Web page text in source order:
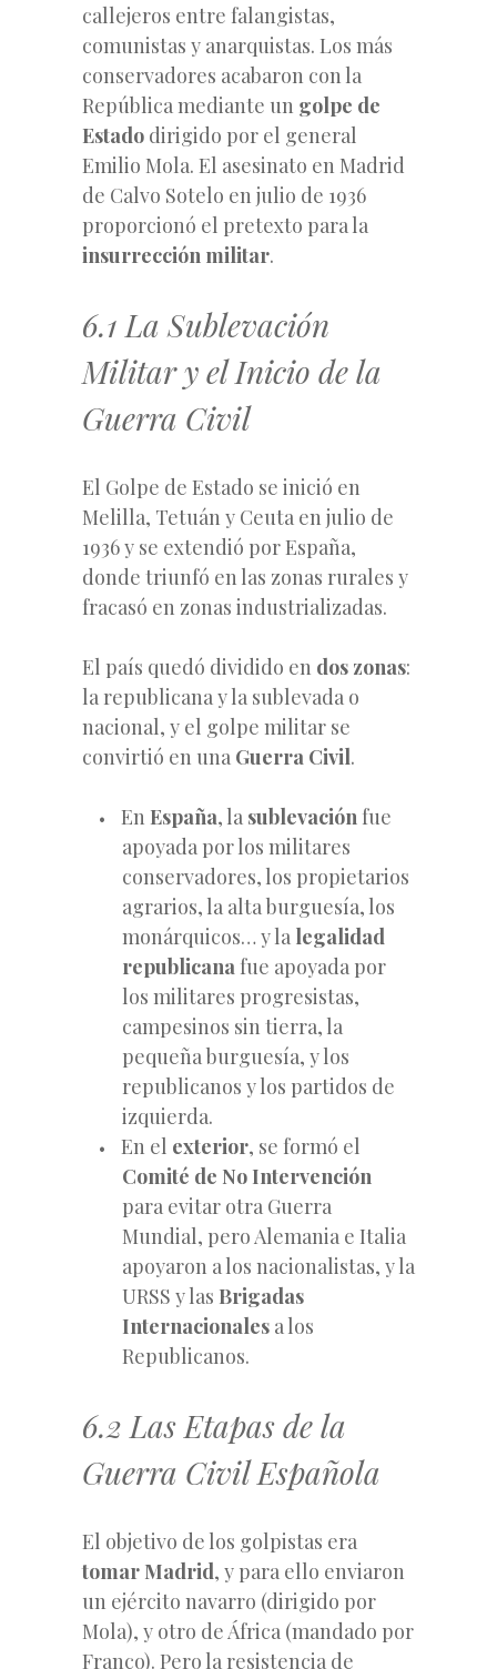
callejeros entre falangistas,
comunistas y anarquistas. Los más
conservadores acabaron con la
República mediante un golpe de
Estado dirigido por el general
Emilio Mola. El asesinato en Madrid
de Calvo Sotelo en julio de 1936
proporcionó el pretexto para la
insurrección militar.
6.1 La Sublevación
Militar y el Inicio de la
Guerra Civil
El Golpe de Estado se inició en
Melilla, Tetuán y Ceuta en julio de
1936 y se extendió por España,
donde triunfó en las zonas rurales y
fracasó en zonas industrializadas.
El país quedó dividido en dos zonas:
la republicana y la sublevada o
nacional, y el golpe militar se
convirtió en una Guerra Civil.
En España, la sublevaciónfue
apoyada por los militares
conservadores, los propietarios
agrarios, la alta burguesía, los
monárquicos… y la legalidad
republicanafue apoyada por
los militares progresistas,
campesinos sin tierra, la
pequeña burguesía, y los
republicanos y los partidos de
izquierda.
En el exterior, se formó el
Comité de No Intervención
para evitar otra Guerra
Mundial, pero Alemania e Italia
apoyaron a los nacionalistas, y la
URSS y las Brigadas
Internacionales a los
Republicanos.
6.2 Las Etapas de la
Guerra Civil Española
El objetivo de los golpistas era
tomar Madrid, y para ello enviaron
un ejército navarro (dirigido por
Mola), y otro de África (mandado por
Franco). Pero la resistencia de